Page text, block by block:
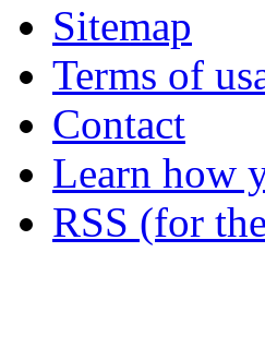
Sitemap
Terms of
Contact
Learn how
RSS (for